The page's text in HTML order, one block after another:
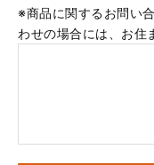
※商品に関するお問い
わせの場合には、お住